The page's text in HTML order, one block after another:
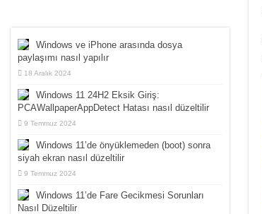
Windows ve iPhone arasında dosya
paylaşımı nasıl yapılır
18 Aralık 2024
Windows 11 24H2 Eksik Giriş:
PCAWallpaperAppDetect Hatası nasıl düzeltilir
9 Temmuz 2024
Windows 11’de önyüklemeden (boot) sonra
siyah ekran nasıl düzeltilir
9 Temmuz 2024
Windows 11’de Fare Gecikmesi Sorunları
Nasıl Düzeltilir